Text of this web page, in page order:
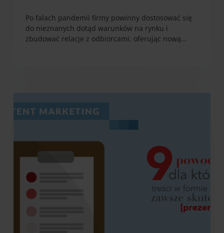
Po falach pandemii firmy powinny dostosować się
do nieznanych dotąd warunków na rynku i
zbudować relacje z odbiorcami, oferując nową...